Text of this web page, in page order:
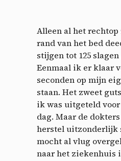
Alleen al het
rand van het bed
stijgen tot 125
Eenmaal ik er klaar
seconden op mijn
staan. Het zweet
ik was uitgeteld
dag. Maar de
herstel uitzonderlijk
mocht al vlug
naar het ziekenhuis